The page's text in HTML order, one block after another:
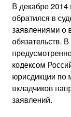
В декабре 2014
обратился в
заявлениями о
обязательств.
кодексом
юрисдикции по
вкладчиков
заявлений.